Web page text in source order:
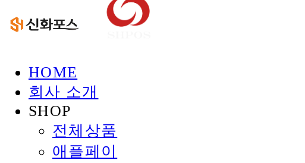
HOME
회사 소개
SHOP
전체상품
애플페이